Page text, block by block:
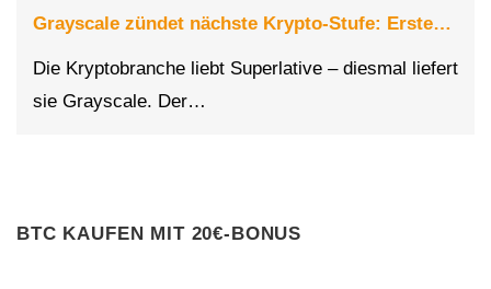
Grayscale zündet nächste Krypto-Stufe: Erste…
Die Kryptobranche liebt Superlative – diesmal liefert
sie Grayscale. Der…
BTC KAUFEN MIT 20€-BONUS